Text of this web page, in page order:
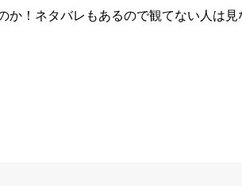
か！ネタバレもあるので観てない人は見